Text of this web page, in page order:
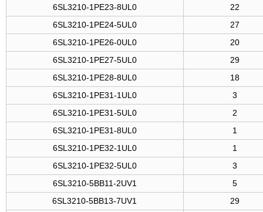
6SL3210-1PE23-8UL0
22
6SL3210-1PE24-5UL0
27
6SL3210-1PE26-0UL0
20
6SL3210-1PE27-5UL0
29
6SL3210-1PE28-8UL0
18
6SL3210-1PE31-1UL0
3
6SL3210-1PE31-5UL0
2
6SL3210-1PE31-8UL0
1
6SL3210-1PE32-1UL0
1
6SL3210-1PE32-5UL0
3
6SL3210-5BB11-2UV1
5
6SL3210-5BB13-7UV1
29